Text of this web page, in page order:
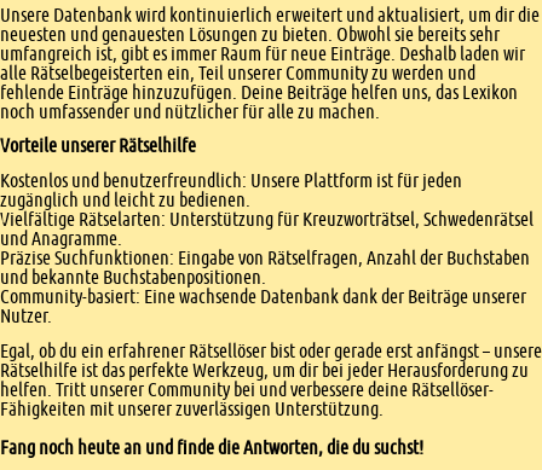
Unsere Datenbank wird kontinuierlich erweitert und aktualisiert, um dir die
neuesten und genauesten Lösungen zu bieten. Obwohl sie bereits sehr
umfangreich ist, gibt es immer Raum für neue Einträge. Deshalb laden wir
alle Rätselbegeisterten ein, Teil unserer Community zu werden und
fehlende Einträge hinzuzufügen. Deine Beiträge helfen uns, das Lexikon
noch umfassender und nützlicher für alle zu machen.
Vorteile unserer Rätselhilfe
Kostenlos und benutzerfreundlich: Unsere Plattform ist für jeden
zugänglich und leicht zu bedienen.
Vielfältige Rätselarten: Unterstützung für Kreuzworträtsel, Schwedenrätsel
und Anagramme.
Präzise Suchfunktionen: Eingabe von Rätselfragen, Anzahl der Buchstaben
und bekannte Buchstabenpositionen.
Community-basiert: Eine wachsende Datenbank dank der Beiträge unserer
Nutzer.
Egal, ob du ein erfahrener Rätsellöser bist oder gerade erst anfängst – unsere
Rätselhilfe ist das perfekte Werkzeug, um dir bei jeder Herausforderung zu
helfen. Tritt unserer Community bei und verbessere deine Rätsellöser-
Fähigkeiten mit unserer zuverlässigen Unterstützung.
Fang noch heute an und finde die Antworten, die du suchst!